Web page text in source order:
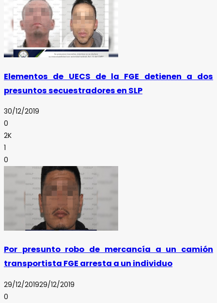
Elementos de UECS de la FGE detienen a dos
presuntos secuestradores en SLP
30/12/2019
0
2K
1
0
Por presunto robo de mercancía a un camión
transportista FGE arresta a un individuo
29/12/201929/12/2019
0